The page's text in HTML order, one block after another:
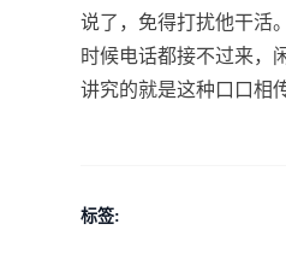
说了，免得打扰他干活
时候电话都接不过来，
讲究的就是这种口口相
标签: